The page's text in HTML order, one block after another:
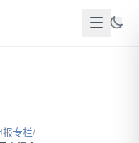
专栏/